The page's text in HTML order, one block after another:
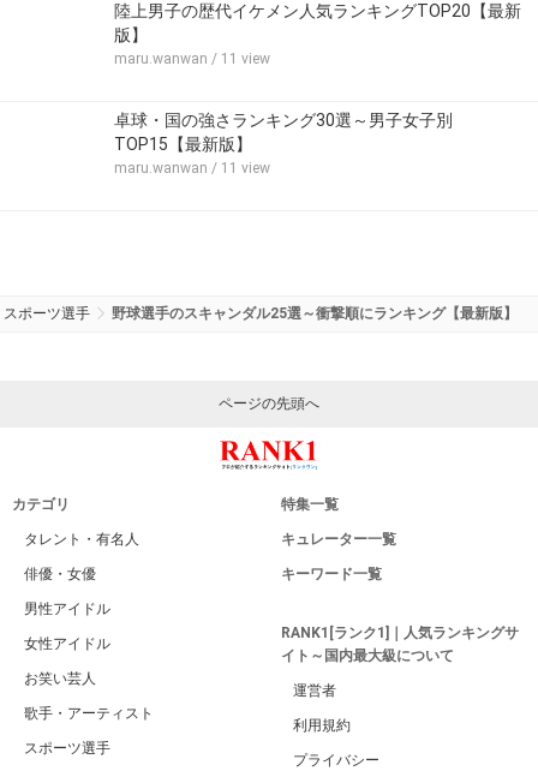
陸上男子の歴代イケメン人気ランキングTOP20【最新
版】
maru.wanwan / 11 view
卓球・国の強さランキング30選～男子女子別
TOP15【最新版】
maru.wanwan / 11 view
スポーツ選手 野球選手のスキャンダル25選～衝撃順にランキング【最新版】
ページの先頭へ
カテゴリ
タレント・有名人
俳優・女優
男性アイドル
女性アイドル
お笑い芸人
歌手・アーティスト
スポーツ選手
特集一覧
キュレーター一覧
キーワード一覧
RANK1[ランク1]｜人気ランキングサ
イト～国内最大級について
運営者
利用規約
プライバシー